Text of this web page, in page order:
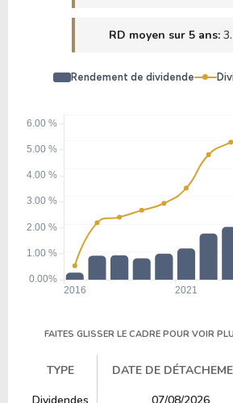
RD moyen sur 5 ans:
Rendement de dividende
FAITES GLISSER LE CADRE POUR VOIR
TYPE DATE DE
TYPE
DATE DE